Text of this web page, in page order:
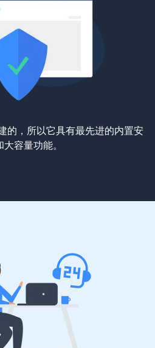
的，所以它具有最先进的内置安
容量功能。